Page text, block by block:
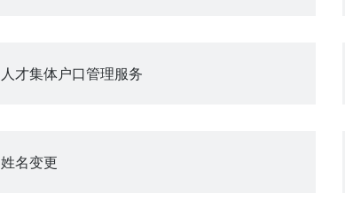
人才集体户口管理服务
姓名变更